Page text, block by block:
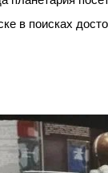
в поисках